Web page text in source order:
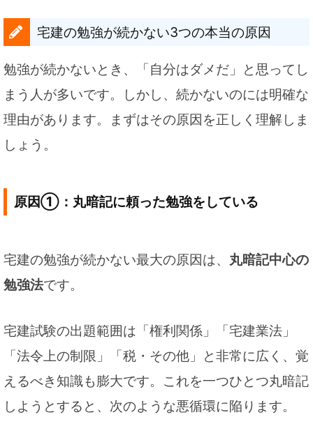
宅建の勉強が続かない3つの本当の原因
勉強が続かないとき、「自分はダメだ」と思ってし
まう人が多いです。しかし、続かないのには明確な
理由があります。まずはその原因を正しく理解しま
しょう。
原因①：丸暗記に頼った勉強をしている
宅建の勉強が続かない最大の原因は、 丸暗記中心の
勉強法です。
宅建試験の出題範囲は「権利関係」「宅建業法」
「法令上の制限」「税・その他」と非常に広く、覚
えるべき知識も膨大です。これを一つひとつ丸暗記
しようとすると、次のような悪循環に陥ります。